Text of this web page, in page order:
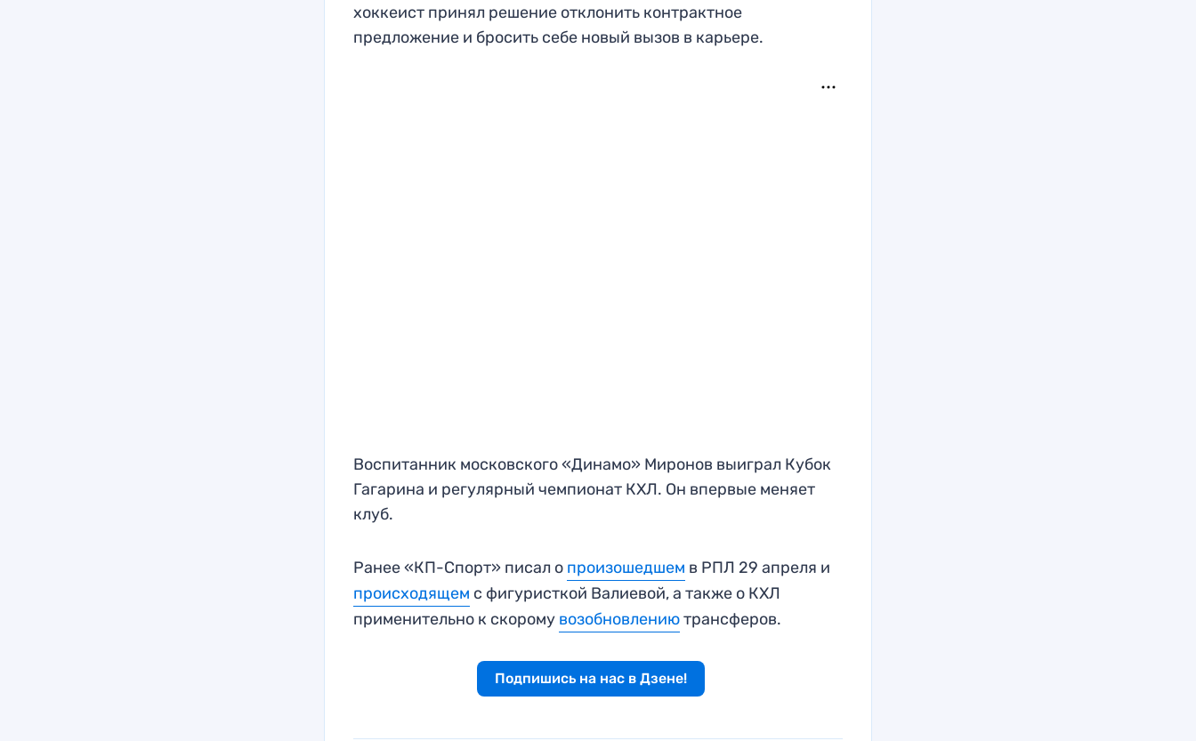
хоккеист принял решение отклонить контрактное
предложение и бросить себе новый вызов в карьере.
Воспитанник московского «Динамо» Миронов выиграл Кубок
Гагарина и регулярный чемпионат КХЛ. Он впервые меняет
клуб.
Ранее «КП-Спорт» писал о произошедшем в РПЛ 29 апреля и
происходящем с фигуристкой Валиевой, а также о КХЛ
применительно к скорому возобновлениютрансферов.
Подпишись на нас в Дзене!